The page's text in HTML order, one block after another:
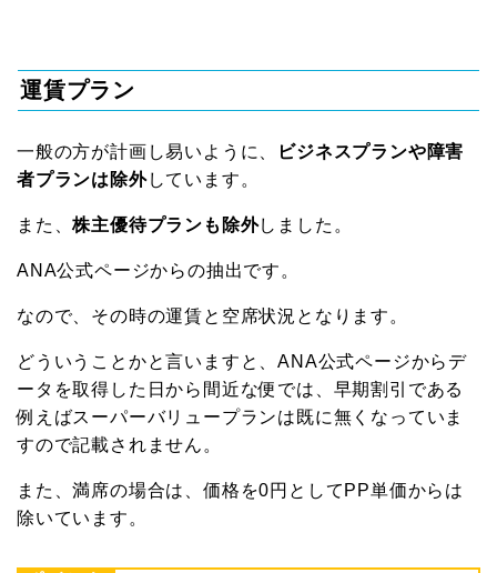
運賃プラン
一般の方が計画し易いように、
ビジネスプランや障害
者プランは除外しています。
また、株主優待プランも除外しました。
ANA公式ページからの抽出です。
なので、その時の運賃と空席状況となります。
どういうことかと言いますと、ANA公式ページからデ
ータを取得した日から間近な便では、早期割引である
例えばスーパーバリュープランは既に無くなっていま
すので記載されません。
また、満席の場合は、価格を0円としてPP単価からは
除いています。